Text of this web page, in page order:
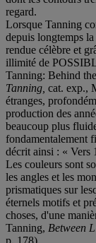
regard.
Lorsque Tanning
depuis longtemps
rendue célèbre et
illimité de
Tanning: Behind
Tanning, cat. exp.,
étranges,
production des
beaucoup plus
fondamentalement
décrit ainsi : « Vers
Les couleurs sont
les angles et les
prismatiques sur
éternels motifs et
choses, d'une
Tanning, Between
p. 178).